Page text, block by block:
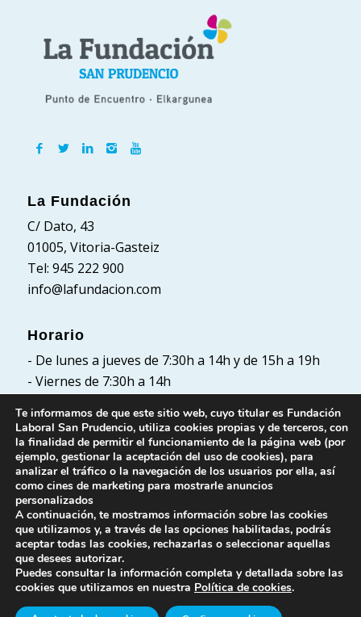
La Fundación
C/ Dato, 43
01005, Vitoria-Gasteiz
Tel: 945 222 900
info@lafundacion.com
Horario
- De lunes a jueves de 7:30h a 14h y de 15h a 19h
- Viernes de 7:30h a 14h
Políticas
Política de Privacidad
Política de cookies
Aviso Legal
Te informamos de que este sitio web, cuyo titular es Fundación
Laboral San Prudencio, utiliza cookies propias y de terceros, con
la finalidad de permitir el funcionamiento de la página web (por
ejemplo, gestionar la aceptación del uso de cookies), para
analizar el tráfico o la navegación de los usuarios por ella, así
como cines de marketing para mostrarle anuncios
personalizados
A continuación, te mostramos información sobre las cookies
que utilizamos y, a través de las opciones habilitadas, podrás
aceptar todas las cookies, rechazarlas o seleccionar aquellas
que desees autorizar.
Puedes consultar la información completa y detallada sobre las
cookies que utilizamos en nuestra Política de cookies.